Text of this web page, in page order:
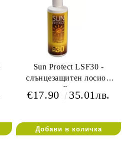
Sun Protect LSF30 -
слънцезащитен лосион
тайник
€17.90 35.01лв.